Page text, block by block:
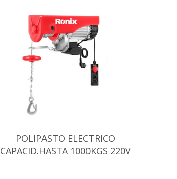
POLIPASTO ELECTRICO
CAPACID.HASTA 1000KGS 220V